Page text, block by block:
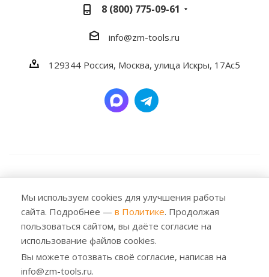
8 (800) 775-09-61
info@zm-tools.ru
129344 Россия, Москва, улица Искры, 17Ас5
Все права защищены. Любое использование либо
копирование материалов или подборки материалов
сайта, элементов дизайна и оформления допускается
лишь с разрешения правообладателя и только со
ссылкой на источник: https://zm-tools.ru
Мы используем cookies для улучшения работы
сайта. Подробнее — в Политике. Продолжая
пользоваться сайтом, вы даёте согласие на
использование файлов cookies.
Вы можете отозвать своё согласие, написав на
info@zm-tools.ru.